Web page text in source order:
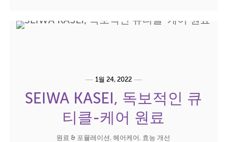
1월 24, 2022
SEIWA KASEI, 독보적인 큐
티클-케어 원료
원료 & 포뮬레이션 ,헤어케어 , 효능 개선